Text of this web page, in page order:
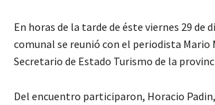
En horas de la tarde de éste viernes 29 de
comunal se reunió con el periodista
Secretario de Estado Turismo de la
Del encuentro participaron, Horacio